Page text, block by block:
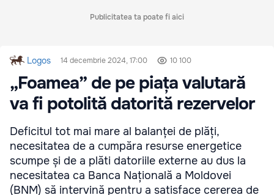
Publicitatea ta poate fi aici
Logos 14 decembrie 2024, 17:00 10 100
„Foamea” de pe piața valutară
va fi potolită datorită rezervelor
Deficitul tot mai mare al balanței de plăți,
necesitatea de a cumpăra resurse energetice
scumpe și de a plăti datoriile externe au dus la
necesitatea ca Banca Națională a Moldovei
(BNM) să intervină pentru a satisface cererea de